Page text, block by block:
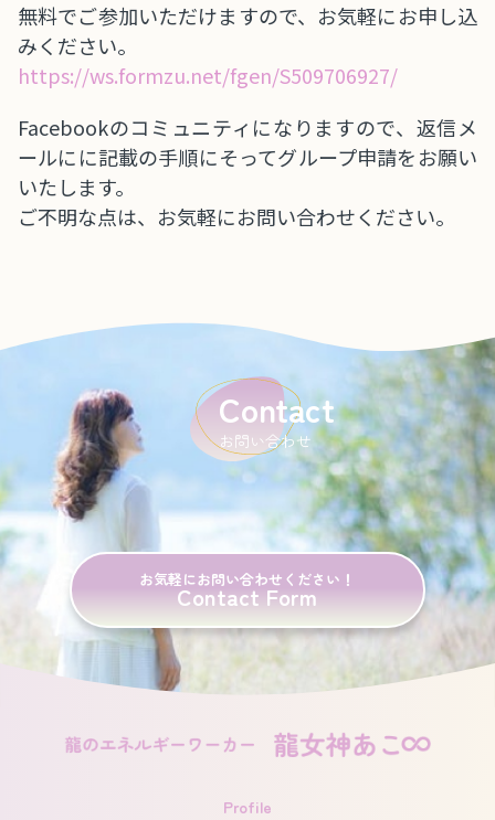
無料でご参加いただけますので、お気軽にお申し込
みください。
https://ws.formzu.net/fgen/S509706927/
Facebookのコミュニティになりますので、返信メ
ールにに記載の手順にそってグループ申請をお願い
いたします。
ご不明な点は、お気軽にお問い合わせください。
Contact
お問い合わせ
お気軽にお問い合わせください！
Contact Form
Profile